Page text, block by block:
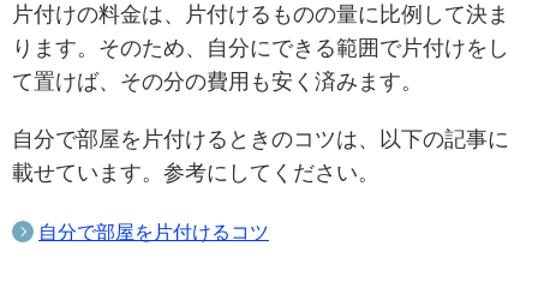
片付けの料金は、片付けるものの量に比例して決ま
ります。そのため、自分にできる範囲で片付けをし
て置けば、その分の費用も安く済みます。
自分で部屋を片付けるときのコツは、以下の記事に
載せています。参考にしてください。
自分で部屋を片付けるコツ